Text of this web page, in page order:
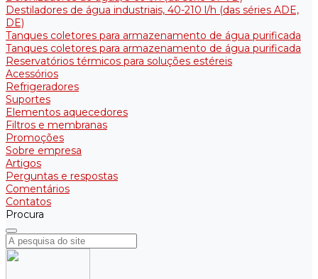
Destiladores de água industriais, 40-210 l/h (das séries ADE,
DE)
Tanques coletores para armazenamento de água purificada
Tanques coletores para armazenamento de água purificada
Reservatórios térmicos para soluções estéreis
Acessórios
Refrigeradores
Suportes
Elementos aquecedores
Filtros e membranas
Promoções
Sobre empresa
Artigos
Perguntas e respostas
Comentários
Contatos
Procura